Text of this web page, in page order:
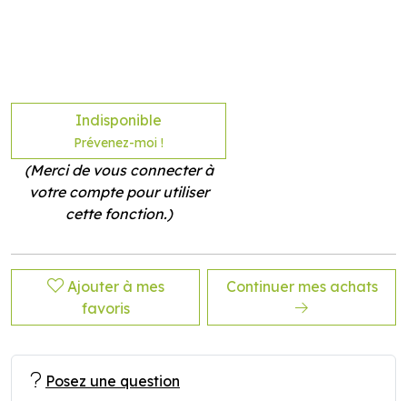
Indisponible
Prévenez-moi !
(Merci de vous connecter à
votre compte pour utiliser
cette fonction.)
Ajouter à mes
favoris
Continuer mes achats
Posez une question